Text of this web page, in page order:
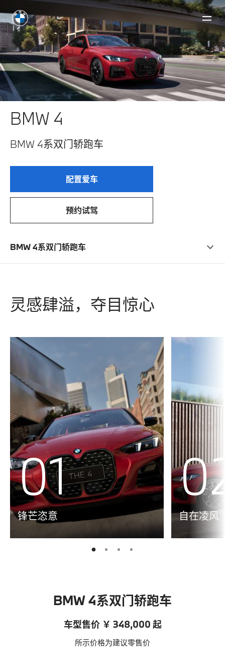
BMW 4
BMW 4系双门轿跑车
配置爱车
预约试驾
BMW 4系双门轿跑车
灵感肆溢，夺目惊心
01
锋芒恣意 自在凌风
1 2 3 4
BMW 4系双门轿跑车
车型售价 ￥ 348,000 起
所示价格为建议零售价